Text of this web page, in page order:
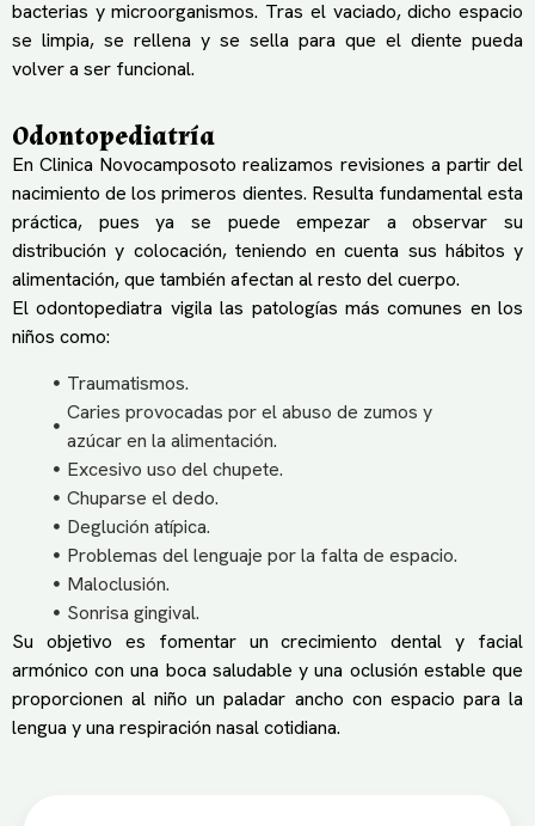
bacterias y microorganismos. Tras el vaciado, dicho espacio
se limpia, se rellena y se sella para que el diente pueda
volver a ser funcional.
Odontopediatría
En Clinica Novocamposoto realizamos revisiones a partir del
nacimiento de los primeros dientes. Resulta fundamental esta
práctica, pues ya se puede empezar a observar su
distribución y colocación, teniendo en cuenta sus hábitos y
alimentación, que también afectan al resto del cuerpo.
El odontopediatra vigila las patologías más comunes en los
niños como:
Traumatismos.
Caries provocadas por el abuso de zumos y
azúcar en la alimentación.
Excesivo uso del chupete.
Chuparse el dedo.
Deglución atípica.
Problemas del lenguaje por la falta de espacio.
Maloclusión.
Sonrisa gingival.
Su objetivo es fomentar un crecimiento dental y facial
armónico con una boca saludable y una oclusión estable que
proporcionen al niño un paladar ancho con espacio para la
lengua y una respiración nasal cotidiana.